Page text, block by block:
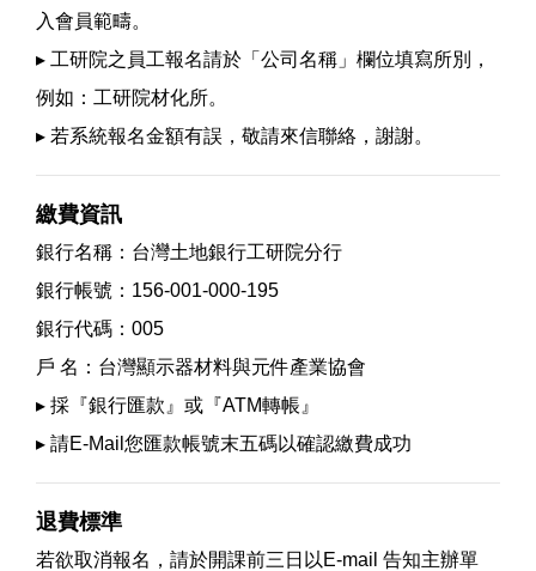
入會員範疇。
▸ 工研院之員工報名請於「公司名稱」欄位填寫所別，
例如：工研院材化所。
▸ 若系統報名金額有誤，敬請來信聯絡，謝謝。
繳費資訊
銀行名稱：台灣土地銀行工研院分行
銀行帳號：156-001-000-195
銀行代碼：005
戶 名：台灣顯示器材料與元件產業協會
▸ 採『銀行匯款』或『ATM轉帳』
▸ 請E-Mail您匯款帳號末五碼以確認繳費成功
退費標準
若欲取消報名，請於開課前三日以E-mail 告知主辦單